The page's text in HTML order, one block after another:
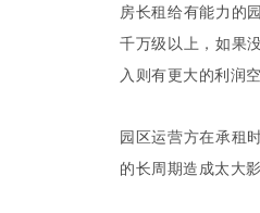
房长租给有能力的
千万级以上，如果
入则有更大的利润空
园区运营方在承租
的长周期造成太大